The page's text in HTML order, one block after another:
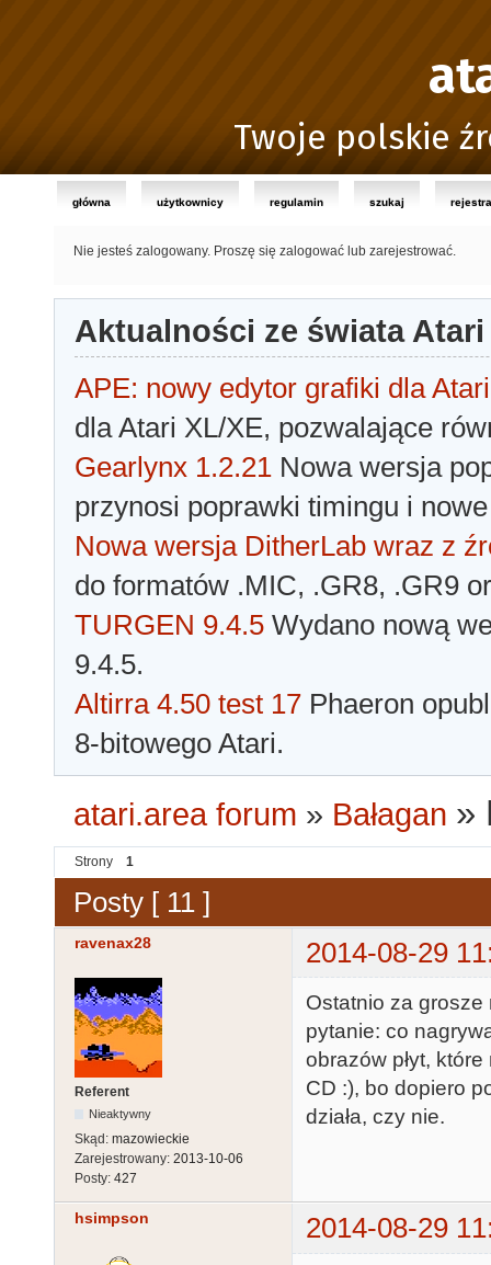
Twoje polskie
główna użytkownicy regulamin szukaj
Nie jesteś zalogowany. Proszę się zalogować lub zarejestrować.
Aktualności ze świata Atari
APE: nowy edytor grafiki dla Atari
dla Atari XL/XE, pozwalające
Gearlynx 1.2.21 Nowa wersja
przynosi poprawki timingu i
Nowa wersja DitherLab wraz z
do formatów .MIC, .GR8, .GR9
TURGEN 9.4.5 Wydano nową
9.4.5.
Altirra 4.50 test 17 Phaeron
8-bitowego Atari.
atari.area forum » Bałagan »
Strony 1
Posty [ 11 ]
ravenax28 2014-08-29
Referent
Nieaktywny
Skąd: mazowieckie
Zarejestrowany: 2013-10-06
Posty: 427
Ostatnio za grosze
pytanie: co
obrazów płyt,
CD :), bo dopiero
działa, czy nie.
hsimpson 2014-08-29